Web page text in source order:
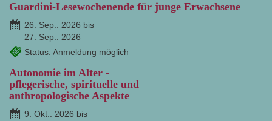
Guardini-Lesewochenende für junge Erwachsene
26. Sep.. 2026 bis
27. Sep.. 2026
Status: Anmeldung möglich
Autonomie im Alter -
pflegerische, spirituelle und
anthropologische Aspekte
9. Okt.. 2026 bis